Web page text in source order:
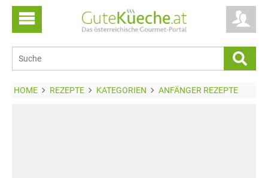
HOME REZEPTE KATEGORIEN ANFÄNGER REZEPTE